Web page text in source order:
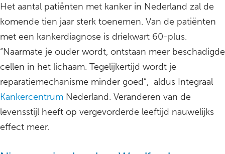
Het aantal patiënten met kanker in Nederland zal de
komende tien jaar sterk toenemen. Van de patiënten
met een kankerdiagnose is driekwart 60-plus.
“Naarmate je ouder wordt, ontstaan meer beschadigde
cellen in het lichaam. Tegelijkertijd wordt je
reparatiemechanisme minder goed”, aldus Integraal
Kankercentrum Nederland. Veranderen van de
levensstijl heeft op vergevorderde leeftijd nauwelijks
effect meer.